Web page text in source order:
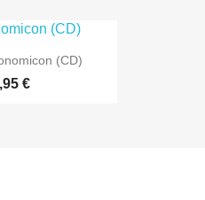
(CD)
€